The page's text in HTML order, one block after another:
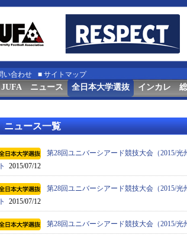
い合わせ ■ サイトマップ
JUFA ニュース 全日本大学選抜 インカレ
ニュース一覧
第28回ユニバーシアード競技大会（2015/
ト
2015/07/12
第28回ユニバーシアード競技大会（2015/
ト
2015/07/12
第28回ユニバーシアード競技大会（2015/